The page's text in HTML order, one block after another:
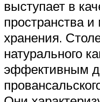
выступает в
пространства
хранения.
натурального
эффективным